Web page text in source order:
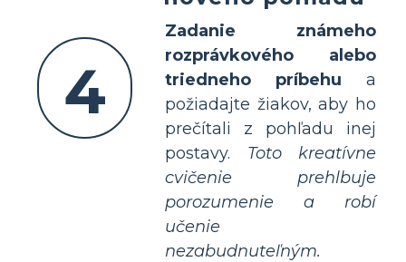
4
Zadanie známeho
rozprávkového alebo
triedneho príbehu a
požiadajte žiakov, aby ho
prečítali z pohľadu inej
postavy. Toto kreatívne
cvičenie prehlbuje
porozumenie a robí
učenie
nezabudnuteľným.